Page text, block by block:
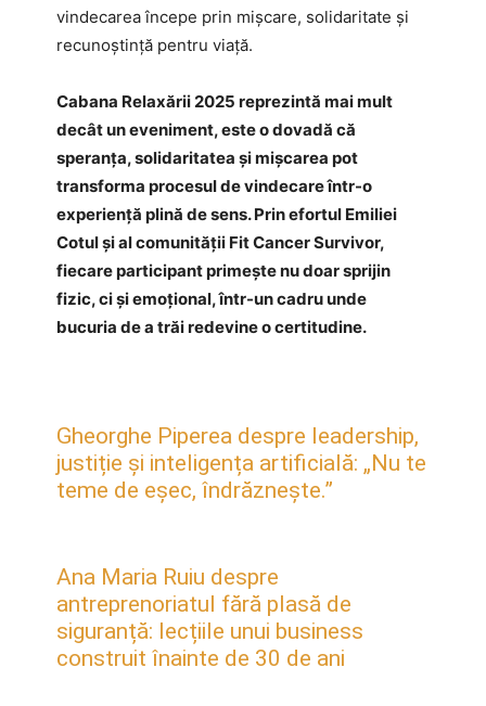
vindecarea începe prin mișcare, solidaritate și
recunoștință pentru viață.
Cabana Relaxării 2025 reprezintă mai mult
decât un eveniment, este o dovadă că
speranța, solidaritatea și mișcarea pot
transforma procesul de vindecare într-o
experiență plină de sens. Prin efortul Emiliei
Cotul și al comunității Fit Cancer Survivor,
fiecare participant primește nu doar sprijin
fizic, ci și emoțional, într-un cadru unde
bucuria de a trăi redevine o certitudine.
Gheorghe Piperea despre leadership,
justiție și inteligența artificială: „Nu te
teme de eșec, îndrăznește.”
Ana Maria Ruiu despre
antreprenoriatul fără plasă de
siguranță: lecțiile unui business
construit înainte de 30 de ani